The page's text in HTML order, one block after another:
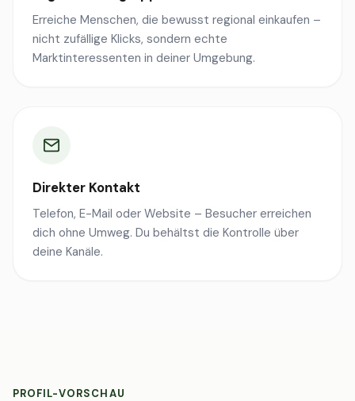
Erreiche Menschen, die bewusst regional einkaufen –
nicht zufällige Klicks, sondern echte
Marktinteressenten in deiner Umgebung.
Direkter Kontakt
Telefon, E-Mail oder Website – Besucher erreichen
dich ohne Umweg. Du behältst die Kontrolle über
deine Kanäle.
PROFIL-VORSCHAU